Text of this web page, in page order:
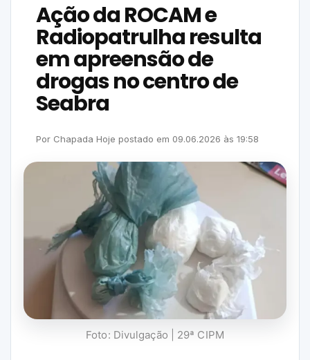
Ação da ROCAM e
Radiopatrulha resulta
em apreensão de
drogas no centro de
Seabra
Por Chapada Hoje postado em 09.06.2026 às 19:58
Foto: Divulgação | 29ª CIPM